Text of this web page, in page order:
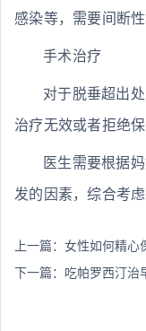
感染等，需要间断
手术治疗
对于脱垂超出
治疗无效或者拒绝
医生需要根据
发的因素，综合考虑
上一篇： 女性如何精心
下一篇： 吃帕罗西汀治